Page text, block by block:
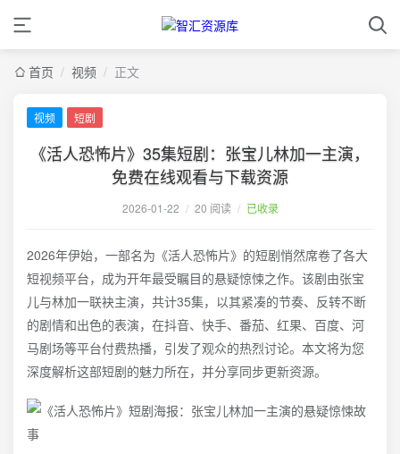
首页 / 视频 / 正文
视频 短剧
《活人恐怖片》35集短剧：张宝儿林加一主演，
免费在线观看与下载资源
2026-01-22 / 20 阅读 / 已收录
2026年伊始，一部名为《活人恐怖片》的短剧悄然席卷了各大
短视频平台，成为开年最受瞩目的悬疑惊悚之作。该剧由张宝
儿与林加一联袂主演，共计35集，以其紧凑的节奏、反转不断
的剧情和出色的表演，在抖音、快手、番茄、红果、百度、河
马剧场等平台付费热播，引发了观众的热烈讨论。本文将为您
深度解析这部短剧的魅力所在，并分享同步更新资源。